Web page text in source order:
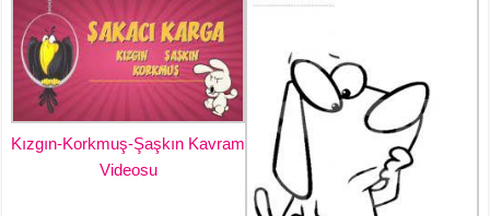
Kızgın-Korkmuş-Şaşkın Kavram
Videosu